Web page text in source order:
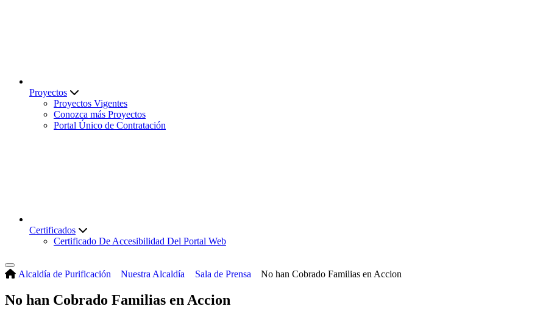
Proyectos
Proyectos Vigentes
Conozca más Proyectos
Portal Único de Contratación
Certificados
Certificado De Accesibilidad Del Portal Web
Alcaldía de Purificación Nuestra Alcaldía Sala de Prensa No han Cobrado Familias en Accion
No han Cobrado Familias en Accion